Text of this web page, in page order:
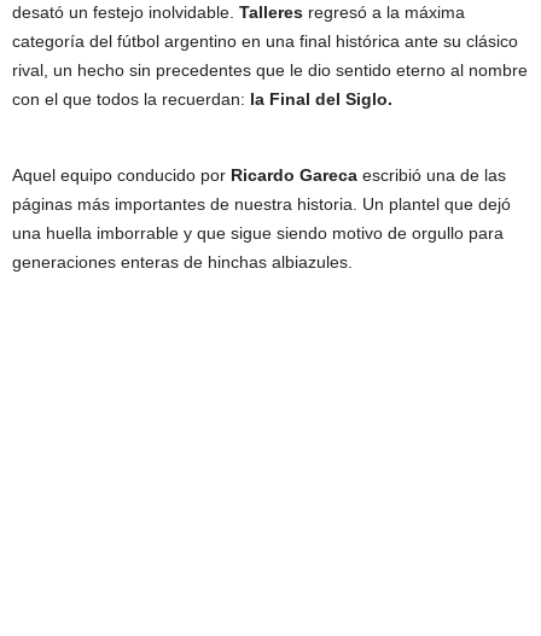
desató un festejo inolvidable. Talleres regresó a la máxima
categoría del fútbol argentino en una final histórica ante su clásico
rival, un hecho sin precedentes que le dio sentido eterno al nombre
con el que todos la recuerdan: la Final del Siglo.
Aquel equipo conducido por Ricardo Gareca escribió una de las
páginas más importantes de nuestra historia. Un plantel que dejó
una huella imborrable y que sigue siendo motivo de orgullo para
generaciones enteras de hinchas albiazules.